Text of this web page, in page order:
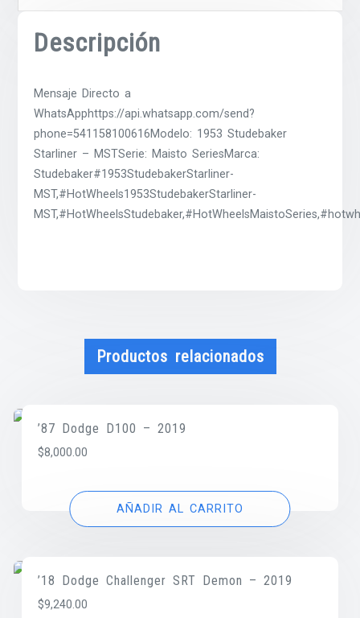
Descripción
Mensaje Directo a
WhatsApphttps://api.whatsapp.com/send?
phone=541158100616Modelo: 1953 Studebaker
Starliner – MSTSerie: Maisto SeriesMarca:
Studebaker#1953StudebakerStarliner-
MST,#HotWheels1953StudebakerStarliner-
Productos relacionados
’87 Dodge D100 – 2019
$8,000.00
AÑADIR AL CARRITO
’18 Dodge Challenger SRT Demon – 2019
$9,240.00